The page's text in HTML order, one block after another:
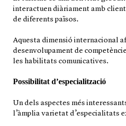
interactuen diàriament amb
de diferents països.
Aquesta dimensió internacional
desenvolupament de
les habilitats comunicatives.
Possibilitat d’especialització
Un dels aspectes més
l’àmplia varietat d’especialitats